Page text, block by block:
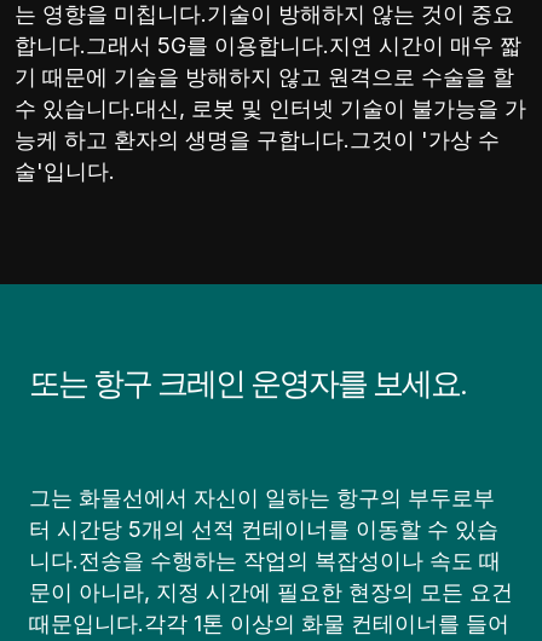
는 영향을 미칩니다.기술이 방해하지 않는 것이 중요
합니다.그래서 5G를 이용합니다.지연 시간이 매우 짧
기 때문에 기술을 방해하지 않고 원격으로 수술을 할
수 있습니다.대신, 로봇 및 인터넷 기술이 불가능을 가
능케 하고 환자의 생명을 구합니다.그것이 '가상 수
술'입니다.
또는 항구 크레인 운영자를 보세요.
그는 화물선에서 자신이 일하는 항구의 부두로부
터 시간당 5개의 선적 컨테이너를 이동할 수 있습
니다.전송을 수행하는 작업의 복잡성이나 속도 때
문이 아니라, 지정 시간에 필요한 현장의 모든 요건
때문입니다.각각 1톤 이상의 화물 컨테이너를 들어